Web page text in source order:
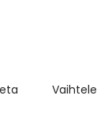
Vaihteleva